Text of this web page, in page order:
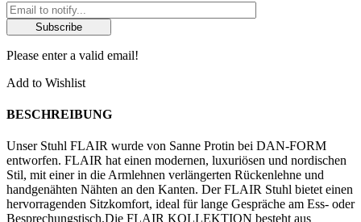
Subscribe
Please enter a valid email!
Add to Wishlist
BESCHREIBUNG
Unser Stuhl FLAIR wurde von Sanne Protin bei DAN-FORM
entworfen. FLAIR hat einen modernen, luxuriösen und nordischen
Stil, mit einer in die Armlehnen verlängerten Rückenlehne und
handgenähten Nähten an den Kanten. Der FLAIR Stuhl bietet einen
hervorragenden Sitzkomfort, ideal für lange Gespräche am Ess- oder
Besprechungstisch.Die FLAIR KOLLEKTION besteht aus